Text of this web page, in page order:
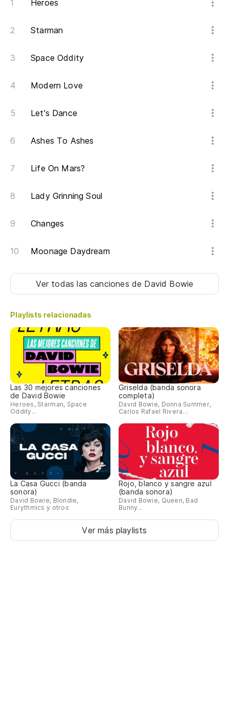
Heroes
Starman
Space Oddity
Modern Love
Let's Dance
Ashes To Ashes
Life On Mars?
Lady Grinning Soul
Changes
Moonage Daydream
Ver todas las canciones de David Bowie
Playlists relacionadas
Las 30 mejores canciones
de David Bowie
Heroes, Starman, Space
Oddity...
Griselda (banda sonora
completa)
David Bowie, Donna Summer,
Carlos Rafael Rivera…
La Casa Gucci (banda
sonora)
David Bowie, Blondie,
Eurythmics y otros
Rojo, blanco y sangre azul
(banda sonora)
David Bowie, Queen, Bad
Bunny...
Ver más playlists